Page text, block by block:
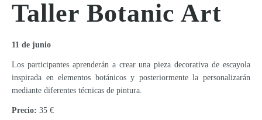
Taller Botanic Art
11 de junio
Los participantes aprenderán a crear una pieza decorativa de escayola
inspirada en elementos botánicos y posteriormente la personalizarán
mediante diferentes técnicas de pintura.
Precio: 35 €